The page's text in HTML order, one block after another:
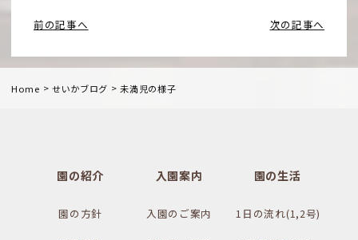
前の記事へ 次の記事へ
Home > せいかブログ >未満児の様子
園の紹介
園の方針
入園案内
入園のご案内
園の生活
1日の流れ(1,2号)